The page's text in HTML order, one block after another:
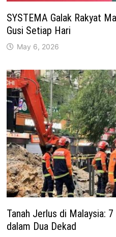
SYSTEMA Galak Rakyat
Gusi Setiap Hari
May 6, 2026
Tanah Jerlus di Malaysia:
dalam Dua Dekad